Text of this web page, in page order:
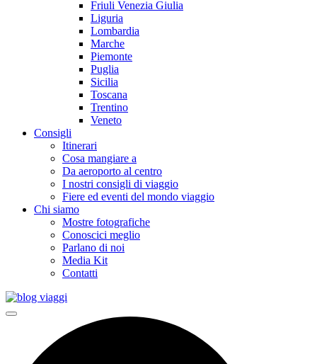
Friuli Venezia Giulia
Liguria
Lombardia
Marche
Piemonte
Puglia
Sicilia
Toscana
Trentino
Veneto
Consigli
Itinerari
Cosa mangiare a
Da aeroporto al centro
I nostri consigli di viaggio
Fiere ed eventi del mondo viaggio
Chi siamo
Mostre fotografiche
Conoscici meglio
Parlano di noi
Media Kit
Contatti